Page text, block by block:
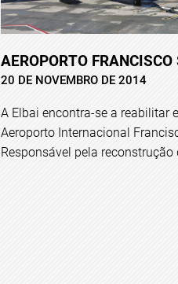
AEROPORTO
20 DE NOVEMBRO DE 2014
A Elbai encontra-se a reabilitar
Aeroporto Internacional
Responsável pela reconstrução